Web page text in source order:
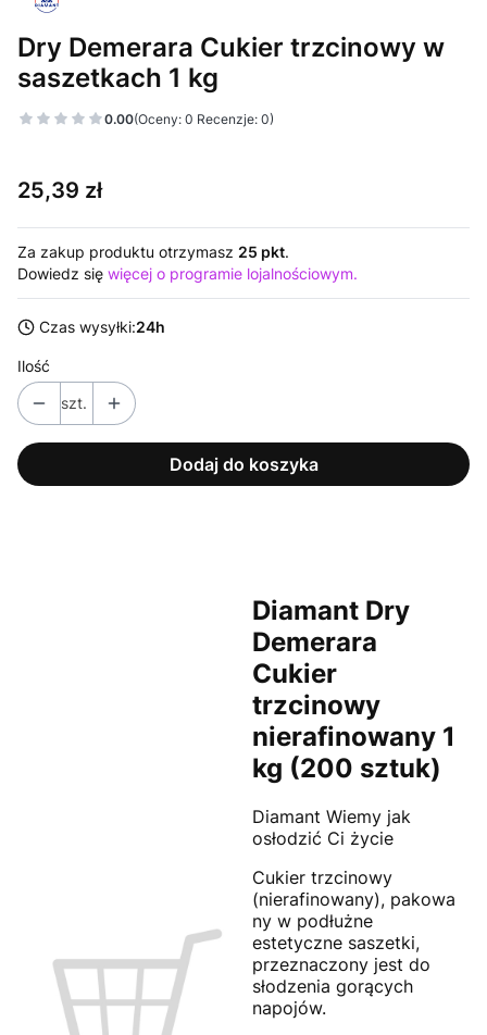
Dry Demerara Cukier trzcinowy w
saszetkach 1 kg
0.00(Oceny: 0 Recenzje: 0)
Cena
25,39 zł
Za zakup produktu otrzymasz 25 pkt.
Dowiedz się więcej o programie lojalnościowym.
Czas wysyłki:24h
Ilość
szt.
Dodaj do koszyka
Diamant Dry
Demerara
Cukier
trzcinowy
nierafinowany 1
kg (200 sztuk)
Diamant Wiemy jak
osłodzić Ci życie
Cukier trzcinowy
(nierafinowany), pakowa
ny w podłużne
estetyczne saszetki,
przeznaczony jest do
słodzenia gorących
napojów.